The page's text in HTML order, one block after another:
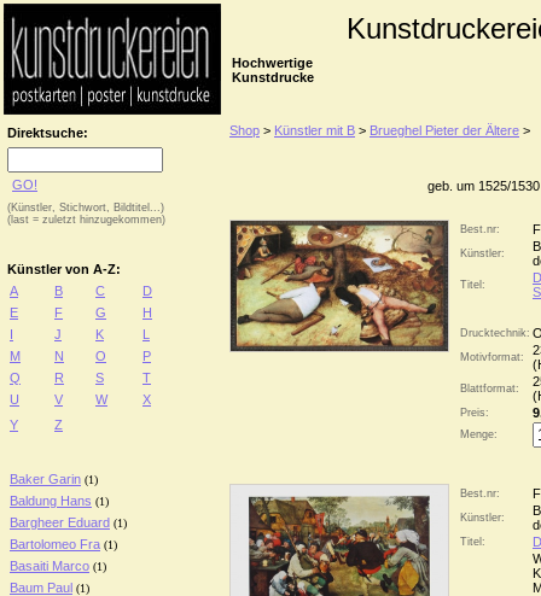
Hochwertige
Kunstdrucke
Direktsuche:
GO!
(Künstler, Stichwort, Bildtitel...)
(last = zuletzt hinzugekommen)
Künstler von A-Z:
A
B C
D
E
F G
H
I
J K
L
M
N O
P
Q
R S
T
U
V W
X
Y
Z
Baker Garin (1)
Baldung Hans (1)
Bargheer Eduard (1)
Bartolomeo Fra (1)
Basaiti Marco (1)
Baum Paul (1)
Shop > Künstler mit B > Brueghel Pieter der Ältere >
geb. um 1525/
Best.nr:
Künstler:
Titel:
Drucktechnik:
Motivformat:
Blattformat:
Preis:
Menge:
Best.nr:
Künstler:
Titel: